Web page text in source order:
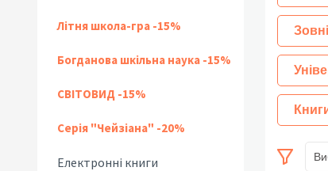
Літня школа-гра -15%
Богданова шкільна наука -15%
СВІТОВИД -15%
Серія "Чейзіана" -20%
Електронні книги